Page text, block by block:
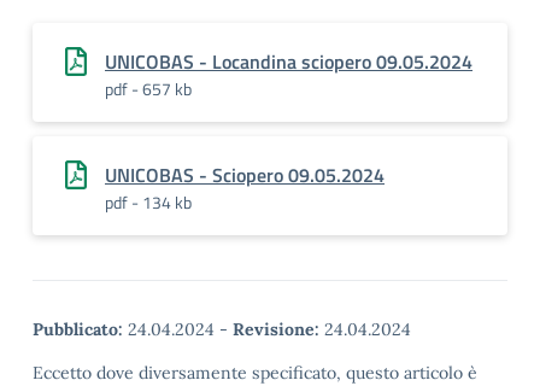
UNICOBAS - Locandina sciopero 09.05.2024
pdf - 657 kb
UNICOBAS - Sciopero 09.05.2024
pdf - 134 kb
Pubblicato: 24.04.2024 - Revisione: 24.04.2024
Eccetto dove diversamente specificato, questo articolo è